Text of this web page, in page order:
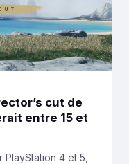
cut de
entre 15 et
4 et 5,